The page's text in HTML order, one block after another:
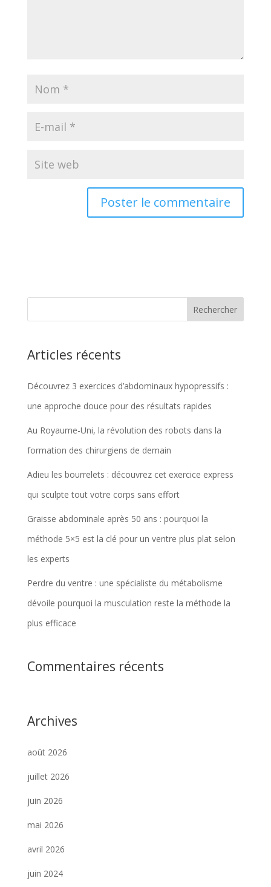
Articles récents
Découvrez 3 exercices d’abdominaux hypopressifs :
une approche douce pour des résultats rapides
Au Royaume-Uni, la révolution des robots dans la
formation des chirurgiens de demain
Adieu les bourrelets : découvrez cet exercice express
qui sculpte tout votre corps sans effort
Graisse abdominale après 50 ans : pourquoi la
méthode 5×5 est la clé pour un ventre plus plat selon
les experts
Perdre du ventre : une spécialiste du métabolisme
dévoile pourquoi la musculation reste la méthode la
plus efficace
Commentaires récents
Archives
août 2026
juillet 2026
juin 2026
mai 2026
avril 2026
juin 2024